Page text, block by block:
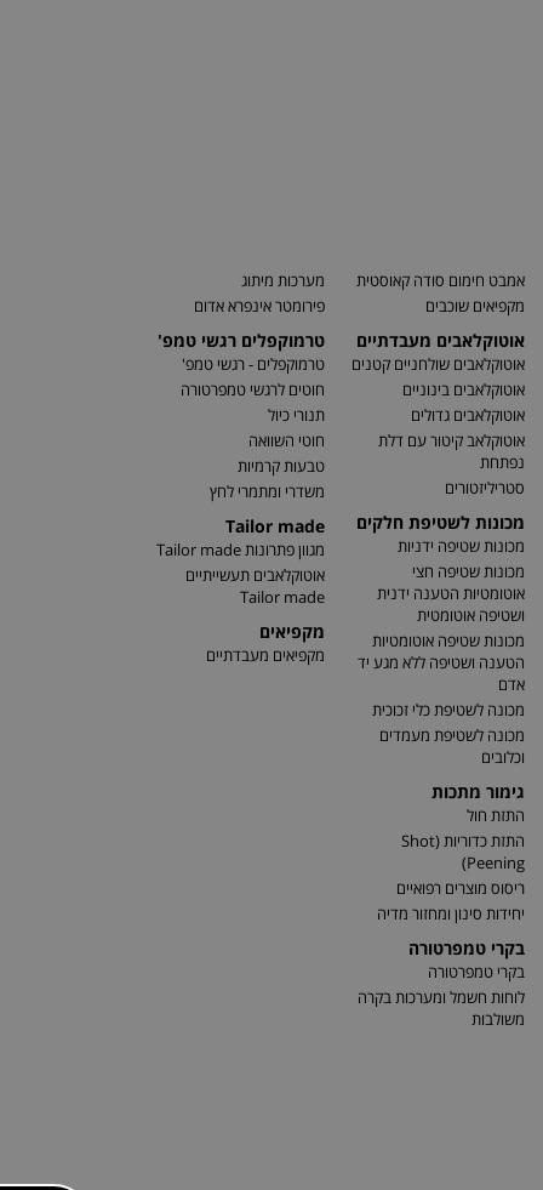
אמבט חימום סודה קאוסטית
מקפיאים שוכבים
אוטוקלאבים מעבדתיים
אוטוקלאבים שולחניים קטנים
אוטוקלאבים בינוניים
אוטוקלאבים גדולים
אוטוקלאב קיטור עם דלת
נפתחת
סטריליזטורים
מכונות לשטיפת חלקים
מכונות שטיפה ידניות
מכונות שטיפה חצי
אוטומטיות הטענה ידנית
ושטיפה אוטומטית
מכונות שטיפה אוטומטיות
הטענה ושטיפה ללא מגע יד
אדם
מכונה לשטיפת כלי זכוכית
מכונה לשטיפת מעמדים
וכלובים
גימור מתכות
התזת חול
התזת כדוריות (Shot
Peening)
ריסוס מוצרים רפואיים
יחידות סינון ומחזור מדיה
בקרי טמפרטורה
בקרי טמפרטורה
לוחות חשמל ומערכות בקרה
משולבות
מערכות מיתוג
פירומטר אינפרא אדום
טרמוקפלים רגשי טמפ'
טרמוקפלים - רגשי טמפ'
חוטים לרגשי טמפרטורה
תנורי כיול
חוטי השוואה
טבעות קרמיות
משדרי ומתמרי לחץ
Tailor made
מגוון פתרונות Tailor made
אוטוקלאבים תעשייתיים
Tailor made
מקפיאים
מקפיאים מעבדתיים